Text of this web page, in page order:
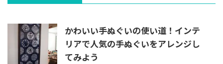
かわいい手ぬぐいの使い道！インテ
リアで人気の手ぬぐいをアレンジし
てみよう